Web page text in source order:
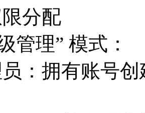
分配
管理” 模式：
：拥有账号